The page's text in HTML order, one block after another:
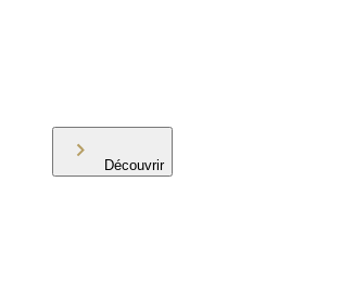
Découvrir